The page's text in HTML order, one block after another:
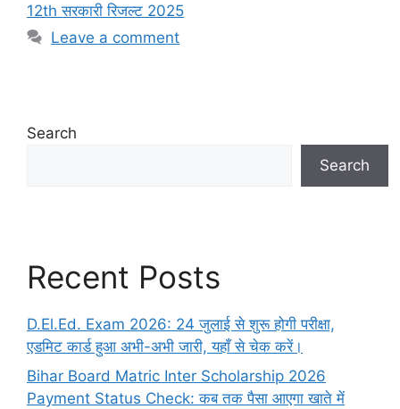
12th सरकारी रिजल्ट 2025
Leave a comment
Search
Search
Recent Posts
D.El.Ed. Exam 2026: 24 जुलाई से शुरू होगी परीक्षा,
एडमिट कार्ड हुआ अभी-अभी जारी, यहाँ से चेक करें।
Bihar Board Matric Inter Scholarship 2026
Payment Status Check: कब तक पैसा आएगा खाते में